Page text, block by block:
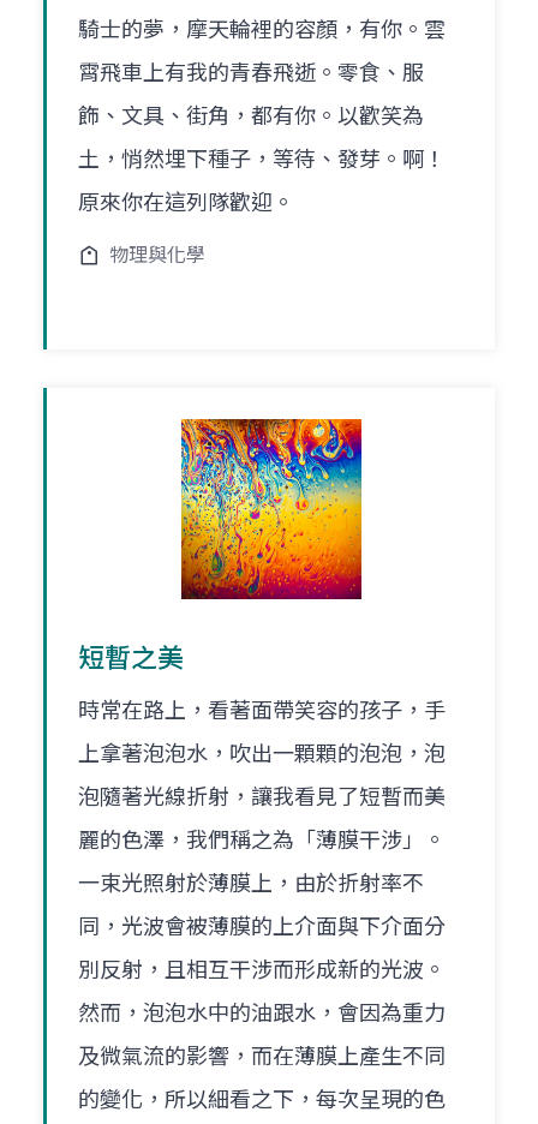
騎士的夢，摩天輪裡的容顏，有你。雲
霄飛車上有我的青春飛逝。零食、服
飾、文具、街角，都有你。以歡笑為
土，悄然埋下種子，等待、發芽。啊！
原來你在這列隊歡迎。
物理與化學
短暫之美
時常在路上，看著面帶笑容的孩子，手
上拿著泡泡水，吹出一顆顆的泡泡，泡
泡隨著光線折射，讓我看見了短暫而美
麗的色澤，我們稱之為「薄膜干涉」。
一束光照射於薄膜上，由於折射率不
同，光波會被薄膜的上介面與下介面分
別反射，且相互干涉而形成新的光波。
然而，泡泡水中的油跟水，會因為重力
及微氣流的影響，而在薄膜上產生不同
的變化，所以細看之下，每次呈現的色